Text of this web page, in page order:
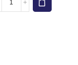
REPUESTO